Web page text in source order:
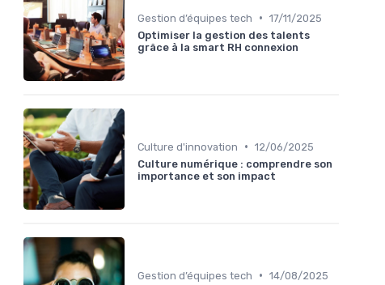
Gestion d’équipes tech • 17/11/2025
Optimiser la gestion des talents
grâce à la smart RH connexion
Culture d'innovation • 12/06/2025
Culture numérique : comprendre son
importance et son impact
Gestion d’équipes tech • 14/08/2025